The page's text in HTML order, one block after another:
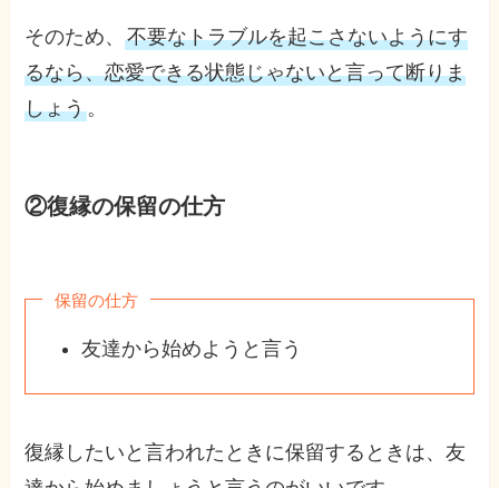
そのため、不要なトラブルを起こさないようにす
るなら、恋愛できる状態じゃないと言って断りま
しょう。
②復縁の保留の仕方
保留の仕方
友達から始めようと言う
復縁したいと言われたときに保留するときは、友